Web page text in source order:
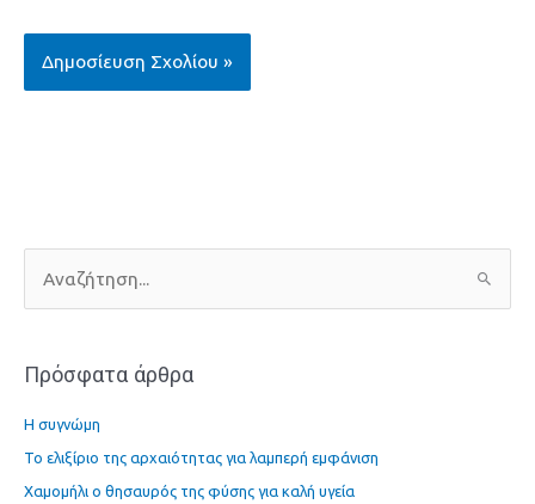
ν
ζ
τ
η
σ
Πρόσφατα άρθρα
Η συγνώμη
Το ελιξίριο της αρχαιότητας για λαμπερή εμφάνιση
Χαμομήλι ο θησαυρός της φύσης για καλή υγεία